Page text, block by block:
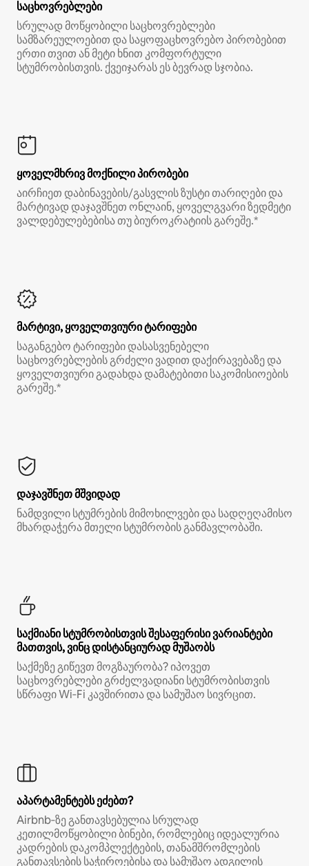
საცხოვრებლები
სრულად მოწყობილი საცხოვრებლები
სამზარეულოებით და საყოფაცხოვრებო პირობებით
ერთი თვით ან მეტი ხნით კომფორტული
სტუმრობისთვის. ქვეიჯარას ეს ბევრად სჯობია.
ყოველმხრივ მოქნილი პირობები
აირჩიეთ დაბინავების/გასვლის ზუსტი თარიღები და
მარტივად დაჯავშნეთ ონლაინ, ყოველგვარი ზედმეტი
ვალდებულებებისა თუ ბიუროკრატიის გარეშე.*
მარტივი, ყოველთვიური ტარიფები
საგანგებო ტარიფები დასასვენებელი
საცხოვრებლების გრძელი ვადით დაქირავებაზე და
ყოველთვიური გადახდა დამატებითი საკომისიოების
გარეშე.*
დაჯავშნეთ მშვიდად
ნამდვილი სტუმრების მიმოხილვები და სადღეღამისო
მხარდაჭერა მთელი სტუმრობის განმავლობაში.
საქმიანი სტუმრობისთვის შესაფერისი ვარიანტები
მათთვის, ვინც დისტანციურად მუშაობს
საქმეზე გიწევთ მოგზაურობა? იპოვეთ
საცხოვრებლები გრძელვადიანი სტუმრობისთვის
სწრაფი Wi‑Fi კავშირითა და სამუშაო სივრცით.
აპარტამენტებს ეძებთ?
Airbnb‑ზე განთავსებულია სრულად
კეთილმოწყობილი ბინები, რომლებიც იდეალურია
კადრების დაკომპლექტების, თანამშრომლების
განთავსების საჭიროებისა და სამუშაო ადგილის